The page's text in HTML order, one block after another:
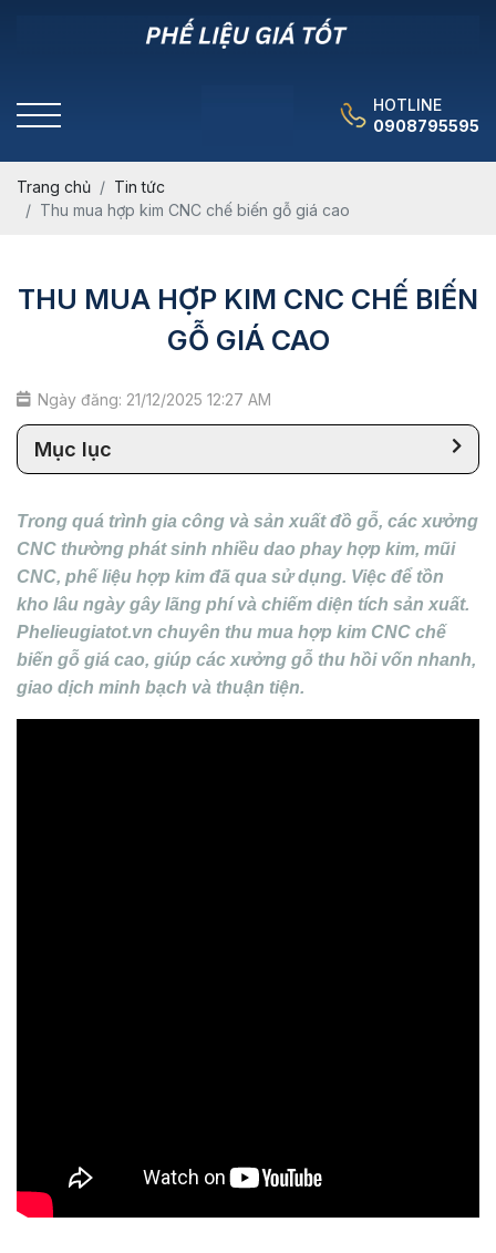
HOTLINE
0908795595
Trang chủ
Tin tức
Thu mua hợp kim CNC chế biến gỗ giá cao
THU MUA HỢP KIM CNC CHẾ BIẾN
GỖ GIÁ CAO
Ngày đăng: 21/12/2025 12:27 AM
Mục lục
Trong quá trình gia công và sản xuất đồ gỗ, các xưởng
CNC thường phát sinh nhiều dao phay hợp kim, mũi
CNC, phế liệu hợp kim đã qua sử dụng. Việc để tồn
kho lâu ngày gây lãng phí và chiếm diện tích sản xuất.
Phelieugiatot.vn chuyên thu mua hợp kim CNC chế
biến gỗ giá cao, giúp các xưởng gỗ thu hồi vốn nhanh,
giao dịch minh bạch và thuận tiện.